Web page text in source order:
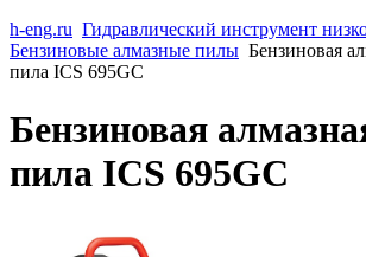
h-eng.ru Гидравлический инструмент
Бензиновые алмазные пилы Бензиновая
пила ICS 695GC
Бензиновая
пила ICS 695GC